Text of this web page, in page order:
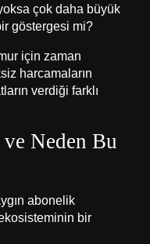
çok daha büyük
göstergesi mi?
için zaman
harcamaların
verdiği farklı
Neden Bu
abonelik
bir